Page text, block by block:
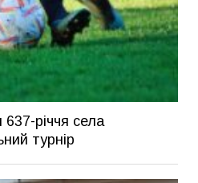
річчя села
турнір